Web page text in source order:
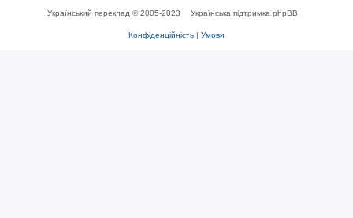
Український переклад © 2005-2023 Українська підтримка phpBB
Конфіденційність | Умови